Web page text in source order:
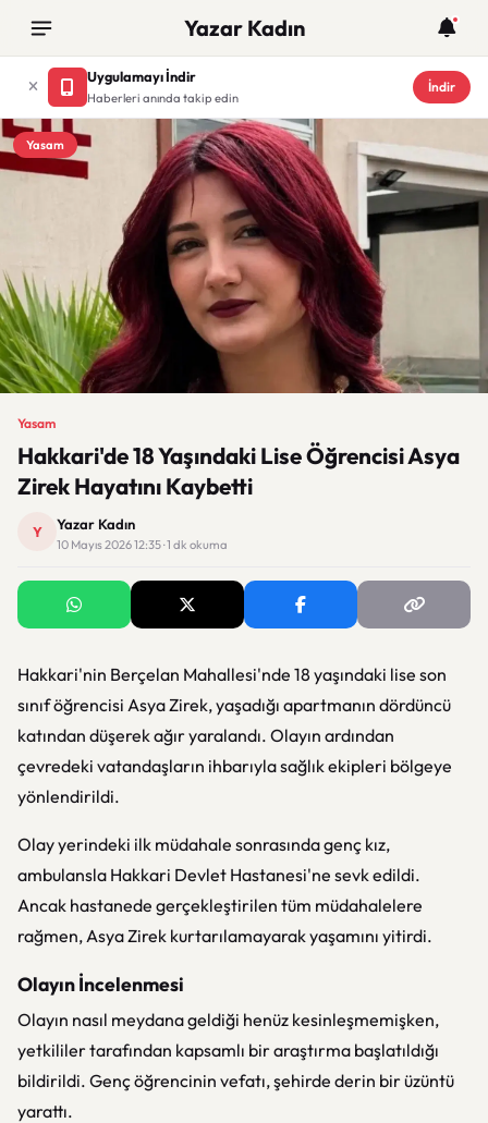
Yazar Kadın
Uygulamayı İndir
Haberleri anında takip edin
İndir
Yasam
Yasam
Hakkari'de 18 Yaşındaki Lise Öğrencisi Asya
Zirek Hayatını Kaybetti
Y Yazar Kadın
10 Mayıs 2026 12:35 · 1 dk okuma
Hakkari'nin Berçelan Mahallesi'nde 18 yaşındaki lise son
sınıf öğrencisi Asya Zirek, yaşadığı apartmanın dördüncü
katından düşerek ağır yaralandı. Olayın ardından
çevredeki vatandaşların ihbarıyla sağlık ekipleri bölgeye
yönlendirildi.
Olay yerindeki ilk müdahale sonrasında genç kız,
ambulansla Hakkari Devlet Hastanesi'ne sevk edildi.
Ancak hastanede gerçekleştirilen tüm müdahalelere
rağmen, Asya Zirek kurtarılamayarak yaşamını yitirdi.
Olayın İncelenmesi
Olayın nasıl meydana geldiği henüz kesinleşmemişken,
yetkililer tarafından kapsamlı bir araştırma başlatıldığı
bildirildi. Genç öğrencinin vefatı, şehirde derin bir üzüntü
yarattı.